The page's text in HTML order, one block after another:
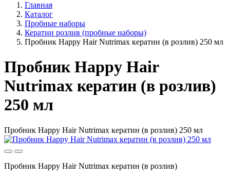
Главная
Каталог
Пробные наборы
Кератин розлив (пробные наборы)
Пробник Happy Hair Nutrimax кератин (в розлив) 250 мл
Пробник Happy Hair
Nutrimax кератин (в розлив)
250 мл
Пробник Happy Hair Nutrimax кератин (в розлив) 250 мл
Пробник Happy Hair Nutrimax кератин (в розлив)